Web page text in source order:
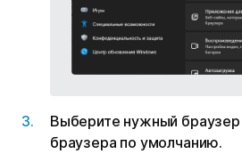
Выберите нужный браузер
браузера по умолчанию.